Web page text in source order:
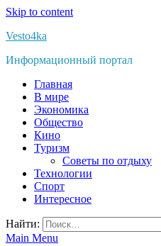
Skip to content
Vesto4ka
Информационный портал
Главная
В мире
Экономика
Общество
Кино
Туризм
Советы по отдыху
Технологии
Спорт
Интересное
Найти:
Main Menu